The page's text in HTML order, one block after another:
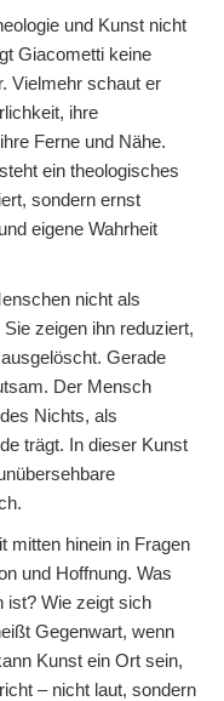
und Kunst nicht
Giacometti keine
Vielmehr schaut er
ihre
Ferne und Nähe.
ein theologisches
sondern ernst
eigene Wahrheit
nicht als
zeigen ihn reduziert,
Gerade
Der Mensch
Nichts, als
trägt. In dieser Kunst
mitten hinein in Fragen
und Hoffnung. Was
ist? Wie zeigt sich
Gegenwart, wenn
Kunst ein Ort sein,
– nicht laut, sondern